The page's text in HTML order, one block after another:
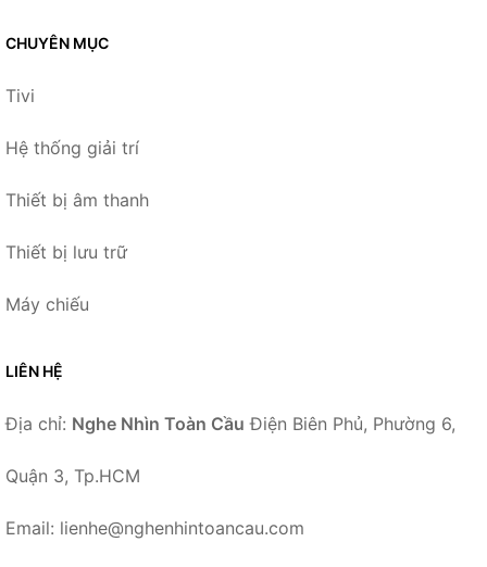
CHUYÊN MỤC
Tivi
Hệ thống giải trí
Thiết bị âm thanh
Thiết bị lưu trữ
Máy chiếu
LIÊN HỆ
Địa chỉ: Nghe Nhìn Toàn Cầu Điện Biên Phủ, Phường 6,
Quận 3, Tp.HCM
Email: lienhe@nghenhintoancau.com